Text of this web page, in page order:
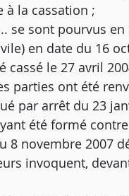
à la cassation ;
se sont pourvus
en date du 16
cassé le 27 avril
parties ont été
par arrêt du 23
été formé
8 novembre 2007
invoquent,